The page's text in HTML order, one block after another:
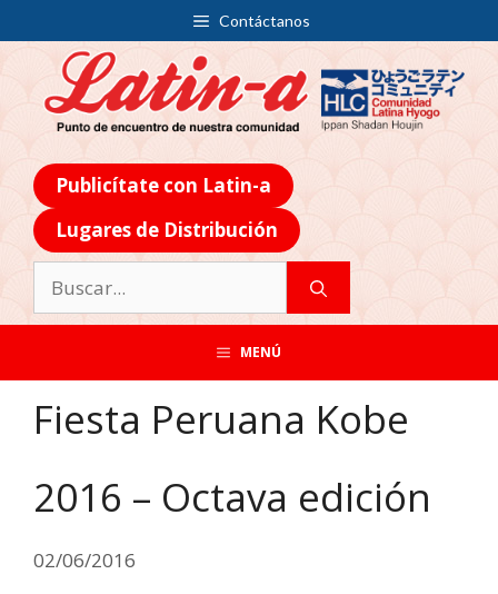
Contáctanos
Publicítate con Latin-a
Lugares de Distribución
MENÚ
Fiesta Peruana Kobe
2016 – Octava edición
02/06/2016